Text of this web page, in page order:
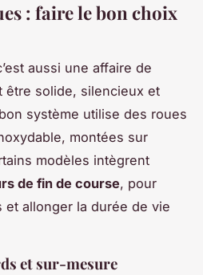
: faire le bon choix
aussi une affaire de
être solide, silencieux et
système utilise des roues
montées sur
modèles intègrent
de fin de course, pour
et allonger la durée de vie
et sur-mesure